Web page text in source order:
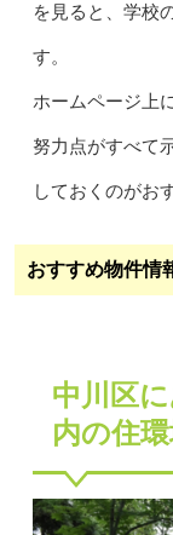
を見ると、学校
す。
ホームページ上
努力点がすべて
しておくのがお
おすすめ物件情
中川区
内の住